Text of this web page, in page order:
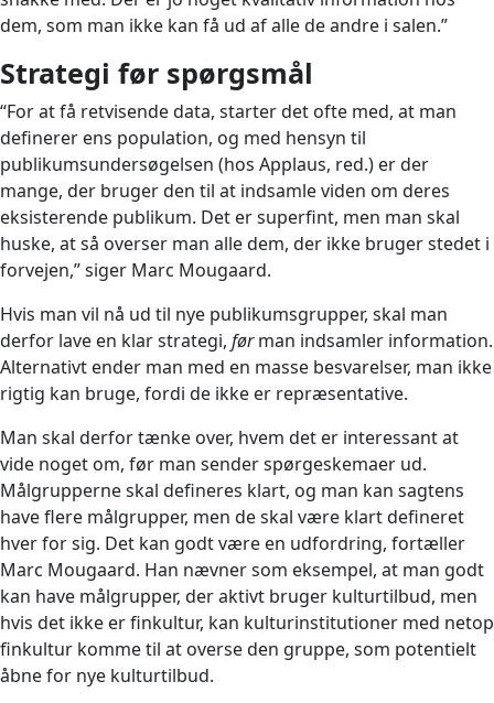
dem, som man ikke kan få ud af alle de andre i salen.”
Strategi før spørgsmål
“For at få retvisende data, starter det ofte med, at man
definerer ens population, og med hensyn til
publikumsundersøgelsen (hos Applaus, red.) er der
mange, der bruger den til at indsamle viden om deres
eksisterende publikum. Det er superfint, men man skal
huske, at så overser man alle dem, der ikke bruger stedet i
forvejen,” siger Marc Mougaard.
Hvis man vil nå ud til nye publikumsgrupper, skal man
derfor lave en klar strategi, førman indsamler information.
Alternativt ender man med en masse besvarelser, man ikke
rigtig kan bruge, fordi de ikke er repræsentative.
Man skal derfor tænke over, hvem det er interessant at
vide noget om, før man sender spørgeskemaer ud.
Målgrupperne skal defineres klart, og man kan sagtens
have flere målgrupper, men de skal være klart defineret
hver for sig. Det kan godt være en udfordring, fortæller
Marc Mougaard. Han nævner som eksempel, at man godt
kan have målgrupper, der aktivt bruger kulturtilbud, men
hvis det ikke er finkultur, kan kulturinstitutioner med netop
finkultur komme til at overse den gruppe, som potentielt
åbne for nye kulturtilbud.